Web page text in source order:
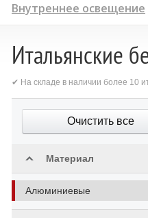
Внутреннее освещение
Итальянские
✔ На складе в наличии более 10
Очистить все
Материал
Алюминиевые